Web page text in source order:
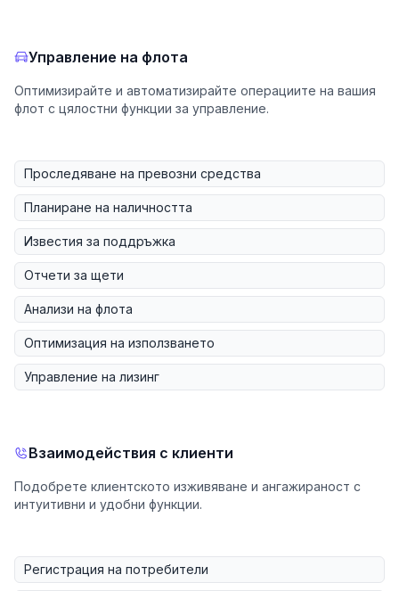
Управление на флота
Оптимизирайте и автоматизирайте операциите на вашия
флот с цялостни функции за управление.
Проследяване на превозни средства
Планиране на наличността
Известия за поддръжка
Отчети за щети
Анализи на флота
Оптимизация на използването
Управление на лизинг
Взаимодействия с клиенти
Подобрете клиентското изживяване и ангажираност с
интуитивни и удобни функции.
Регистрация на потребители